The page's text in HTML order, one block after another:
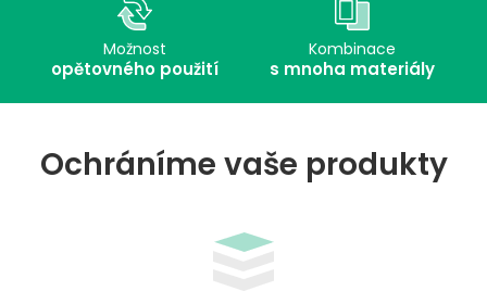
Možnost
opětovného použití
Kombinace
s mnoha materiály
Ochráníme vaše produkty